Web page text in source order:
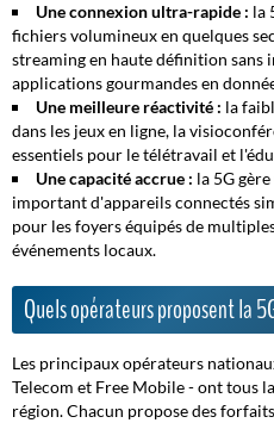
Une connexion ultra-rapide : la
fichiers volumineux en quelques
streaming en haute définition
applications gourmandes en
Une meilleure réactivité : la
dans les jeux en ligne, la
essentiels pour le télétravail et
Une capacité accrue : la 5G
important d'appareils connectés
pour les foyers équipés de
événements locaux.
Quels opérateurs proposent la
Les principaux opérateurs
Telecom et Free Mobile - ont tous
région. Chacun propose des